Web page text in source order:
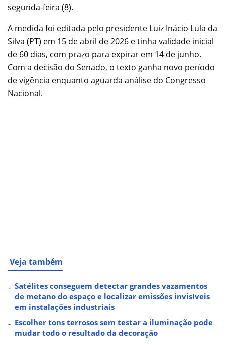
segunda-feira (8).
A medida foi editada pelo presidente Luiz Inácio Lula da
Silva (PT) em 15 de abril de 2026 e tinha validade inicial
de 60 dias, com prazo para expirar em 14 de junho.
Com a decisão do Senado, o texto ganha novo período
de vigência enquanto aguarda análise do Congresso
Nacional.
Veja também
Satélites conseguem detectar grandes vazamentos
de metano do espaço e localizar emissões invisíveis
em instalações industriais
Escolher tons terrosos sem testar a iluminação pode
mudar todo o resultado da decoração